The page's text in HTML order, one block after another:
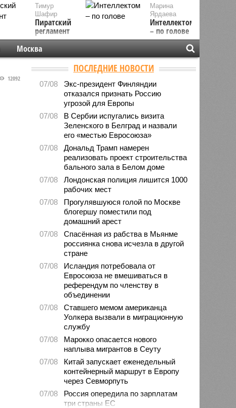
Марина
Ярдаева
Интеллектом
– по голове
Тимур
Шафир
Пиратский
регламент
Москва
12092
ПОСЛЕДНИЕ НОВОСТИ
07/08
Экс-президент Финляндии
отказался признать Россию
угрозой для Европы
07/08
В Сербии испугались визита
Зеленского в Белград и назвали
его «местью Евросоюза»
07/08
Дональд Трамп намерен
реализовать проект строительства
бального зала в Белом доме
07/08
Лондонская полиция лишится 1000
рабочих мест
07/08
Прогулявшуюся голой по Москве
блогершу поместили под
домашний арест
07/08
Спасённая из рабства в Мьянме
россиянка снова исчезла в другой
стране
07/08
Исландия потребовала от
Евросоюза не вмешиваться в
референдум по членству в
объединении
07/08
Ставшего мемом американца
Уолкера вызвали в миграционную
службу
07/08
Марокко опасается нового
наплыва мигрантов в Сеуту
07/08
Китай запускает еженедельный
контейнерный маршрут в Европу
через Севморпуть
07/08
Россия опередила по зарплатам
три страны ЕС